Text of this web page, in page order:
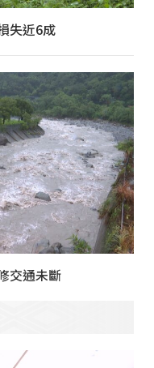
失近6成
交通未斷